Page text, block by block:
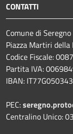
CONTATTI
Comune di Seregno
Piazza Martiri
Codice Fiscale:
Partita IVA:
IBAN:
PEC:
Centralino Unico: